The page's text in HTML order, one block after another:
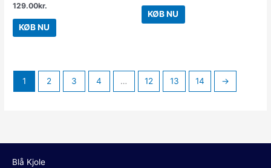
129.00kr.
KØB NU
KØB NU
1 2 3 4 … 12 13 14 →
Blå Kjole